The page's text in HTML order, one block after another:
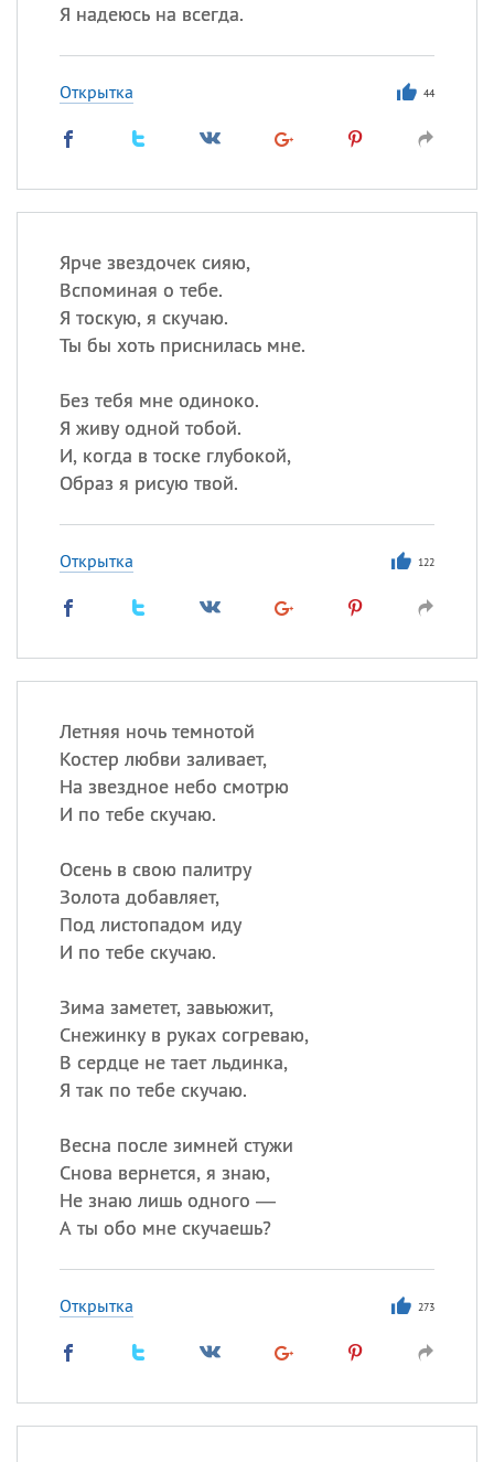
Я надеюсь на всегда.
Открытка 44
Ярче звездочек сияю,
Вспоминая о тебе.
Я тоскую, я скучаю.
Ты бы хоть приснилась мне.
Без тебя мне одиноко.
Я живу одной тобой.
И, когда в тоске глубокой,
Образ я рисую твой.
Открытка 122
Летняя ночь темнотой
Костер любви заливает,
На звездное небо смотрю
И по тебе скучаю.
Осень в свою палитру
Золота добавляет,
Под листопадом иду
И по тебе скучаю.
Зима заметет, завьюжит,
Снежинку в руках согреваю,
В сердце не тает льдинка,
Я так по тебе скучаю.
Весна после зимней стужи
Снова вернется, я знаю,
Не знаю лишь одного —
А ты обо мне скучаешь?
Открытка 273